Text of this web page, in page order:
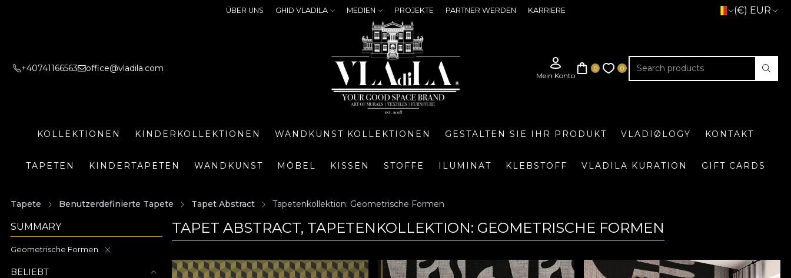
ÜBER UNS GHID VLADILA MEDIEN PROJEKTE PARTNER WERDEN KARRIERE (€) EUR
+40741166563 office@vladila.com
KOLLEKTIONEN KINDERKOLLEKTIONEN WANDKUNST KOLLEKTIONEN GESTALTEN SIE IHR PRODUKT VLADIØLOGY KONTAKT
TAPETEN KINDERTAPETEN WANDKUNST MÖBEL KISSEN STOFFE ILUMINAT KLEBSTOFF VLADILA KURATION GIFT CARDS
Tapete Benutzerdefinierte Tapete Tapet Abstract Tapetenkollektion: Geometrische Formen
SUMMARY
Geometrische Formen
BELIEBT
TAPET ABSTRACT, TAPETENKOLLEKTION: GEOMETRISCHE FORMEN